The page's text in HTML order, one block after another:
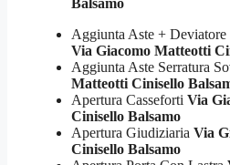
Balsamo
Aggiunta Aste + Deviatore
Via Giacomo Matteotti
Aggiunta Aste Serratura
Matteotti Cinisello
Apertura Casseforti Via
Cinisello Balsamo
Apertura Giudiziaria Via
Cinisello Balsamo